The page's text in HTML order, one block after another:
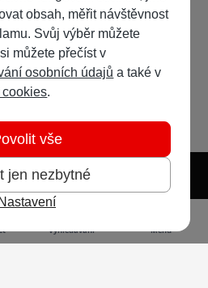
Vyhledávání Menu
obsah, měřit návštěvnost
Svůj výběr můžete
můžete přečíst v
osobních údajů a také v
.
jen nezbytné
vše
Nastavení